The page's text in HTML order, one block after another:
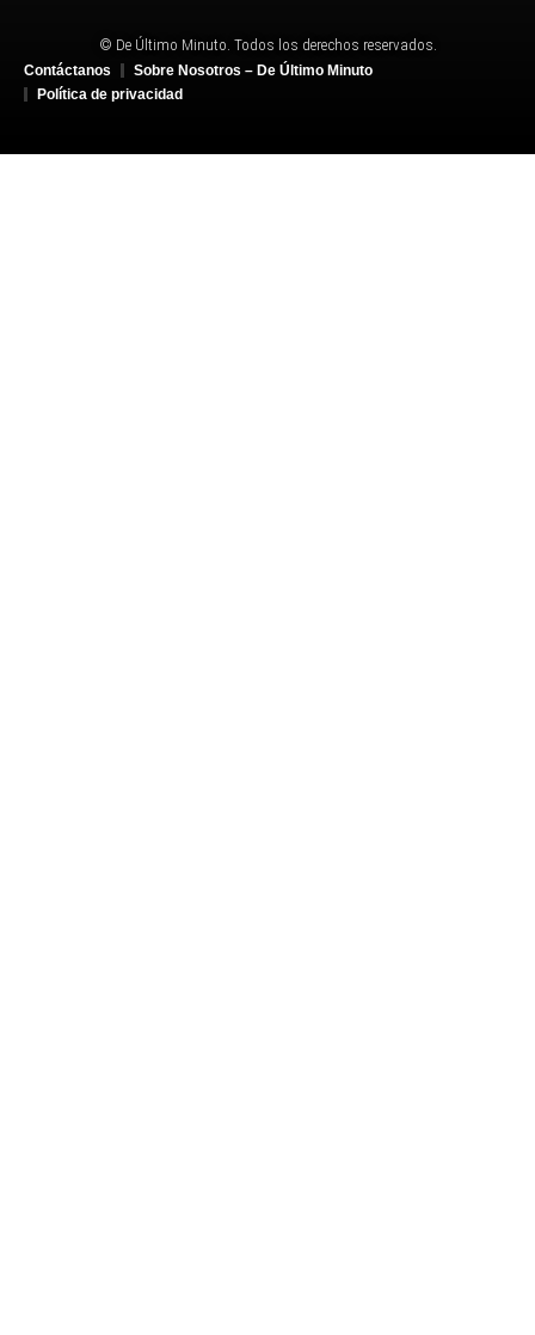
© De Último Minuto. Todos los derechos reservados.
Contáctanos
Sobre Nosotros – De Último Minuto
Política de privacidad